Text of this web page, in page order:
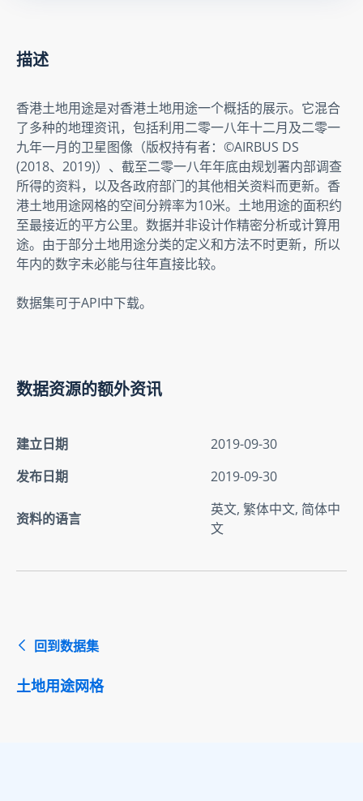
描述
香港土地用途是对香港土地用途一个概括的展示。它混合
了多种的地理资讯，包括利用二零一八年十二月及二零一
九年一月的卫星图像（版权持有者：©AIRBUS DS
(2018、2019)）、截至二零一八年年底由规划署内部调查
所得的资料，以及各政府部门的其他相关资料而更新。香
港土地用途网格的空间分辨率为10米。土地用途的面积约
至最接近的平方公里。数据并非设计作精密分析或计算用
途。由于部分土地用途分类的定义和方法不时更新，所以
年内的数字未必能与往年直接比较。
数据集可于API中下载。
数据资源的额外资讯
建立日期
2019-09-30
发布日期
2019-09-30
资料的语言
英文, 繁体中文, 简体中
文
回到数据集
土地用途网格